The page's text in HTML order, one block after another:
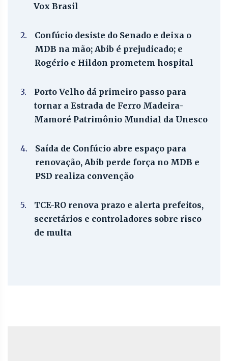
Vox Brasil
2.
Confúcio desiste do Senado e deixa o
MDB na mão; Abib é prejudicado; e
Rogério e Hildon prometem hospital
3.
Porto Velho dá primeiro passo para
tornar a Estrada de Ferro Madeira-
Mamoré Patrimônio Mundial da Unesco
4.
Saída de Confúcio abre espaço para
renovação, Abib perde força no MDB e
PSD realiza convenção
5.
TCE-RO renova prazo e alerta prefeitos,
secretários e controladores sobre risco
de multa